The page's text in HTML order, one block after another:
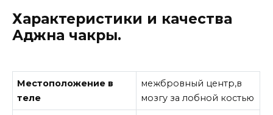
Характеристики и качества
Аджна чакры.
Местоположение в
теле
межбровный центр,в
мозгу за лобной костью